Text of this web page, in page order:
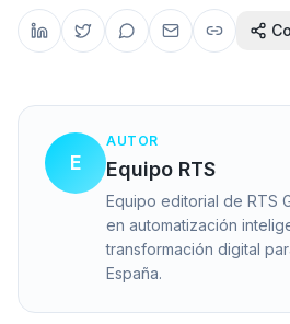
E
AUTOR
Equipo RTS
Equipo editorial de RTS
en automatización
transformación digital
España.